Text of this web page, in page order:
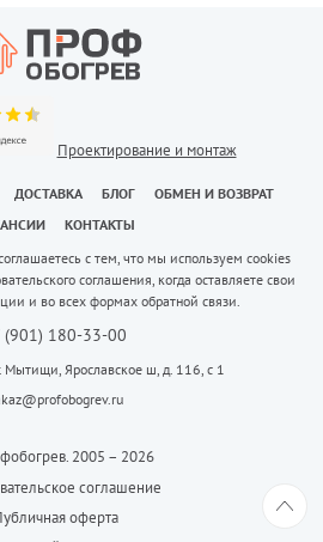
Проектирование и монтаж
ДОСТАВКА БЛОГ
ОБМЕН И ВОЗВРАТ
КОНТАКТЫ
с тем, что мы используем cookies
соглашения, когда оставляете свои
и во всех формах обратной связи.
(901) 180-33-00
Мытищи, Ярославское ш, д. 116, с 1
2005 – 2026
соглашение
оферта